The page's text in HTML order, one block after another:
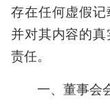
存在任何虚假记
并对其内容的
责任。
一、董事会